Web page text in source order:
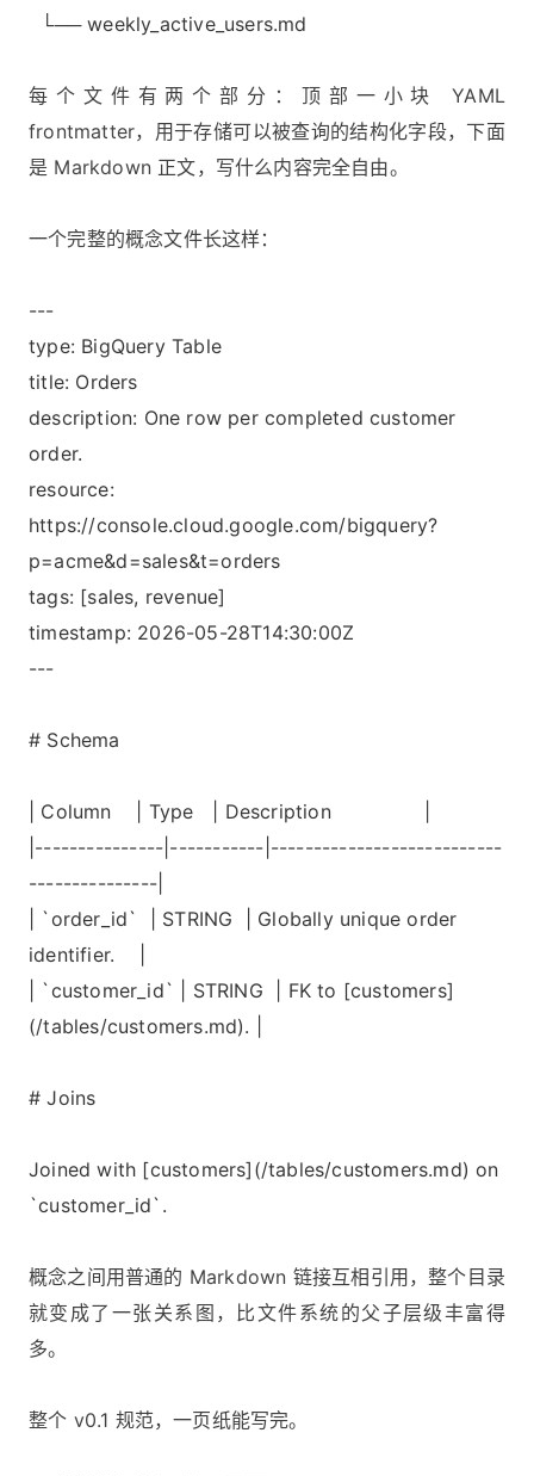
└── weekly_active_users.md
每个文件有两个部分：顶部一小块 YAML
frontmatter，用于存储可以被查询的结构化字段，下面
是 Markdown 正文，写什么内容完全自由。
一个完整的概念文件长这样：
---
type: BigQuery Table
title: Orders
description: One row per completed customer
order.
resource:
https://console.cloud.google.com/bigquery?
p=acme&d=sales&t=orders
tags: [sales, revenue]
timestamp: 2026-05-28T14:30:00Z
---
# Schema
| Column | Type | Description |
|---------------|-----------|---------------------------
---------------|
| `order_id` | STRING | Globally unique order
identifier. |
| `customer_id` | STRING | FK to [customers]
(/tables/customers.md). |
# Joins
Joined with [customers](/tables/customers.md) on
`customer_id`.
概念之间用普通的 Markdown 链接互相引用，整个目录
就变成了一张关系图，比文件系统的父子层级丰富得
多。
整个 v0.1 规范，一页纸能写完。